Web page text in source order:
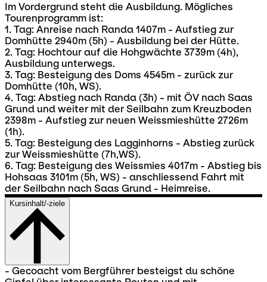
Im Vordergrund steht die Ausbildung. Mögliches
Tourenprogramm ist:
1. Tag: Anreise nach Randa 1407m - Aufstieg zur
Domhütte 2940m (5h) - Ausbildung bei der Hütte.
2. Tag: Hochtour auf die Hohgwächte 3739m (4h),
Ausbildung unterwegs.
3. Tag: Besteigung des Doms 4545m - zurück zur
Domhütte (10h, WS).
4. Tag: Abstieg nach Randa (3h) - mit ÖV nach Saas
Grund und weiter mit der Seilbahn zum Kreuzboden
2398m - Aufstieg zur neuen Weissmieshütte 2726m
(1h).
5. Tag: Besteigung des Lagginhorns - Abstieg zurück
zur Weissmieshütte (7h,WS).
6. Tag: Besteigung des Weissmies 4017m - Abstieg bis
Hohsaas 3101m (5h, WS) - anschliessend Fahrt mit
der Seilbahn nach Saas Grund - Heimreise.
Kursinhalt/-ziele
- Gecoacht vom Bergführer besteigst du schöne